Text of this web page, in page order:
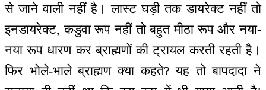
से जाने वाली नहीं है। लास्ट घड़ी तक डायरेक्ट नहीं तो
इनडायरेक्ट, कडुवा रूप नहीं तो बहुत मीठा रूप और नया-
नया रूप धारण कर ब्राह्मणों की ट्रायल करती रहती है।
फिर भोले-भाले ब्राह्मण क्या कहते? यह तो बापदादा ने